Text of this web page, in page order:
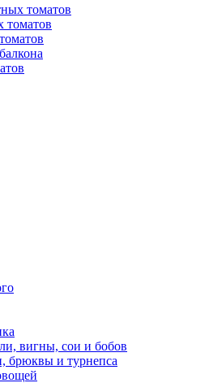
томатов
томатов
вигны, сои и бобов
брюквы и турнепса